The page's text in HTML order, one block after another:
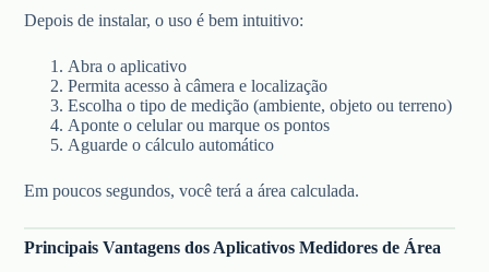
Depois de instalar, o uso é bem intuitivo:
Abra o aplicativo
Permita acesso à câmera e localização
Escolha o tipo de medição (ambiente, objeto ou terreno)
Aponte o celular ou marque os pontos
Aguarde o cálculo automático
Em poucos segundos, você terá a área calculada.
Principais Vantagens dos Aplicativos Medidores de Área